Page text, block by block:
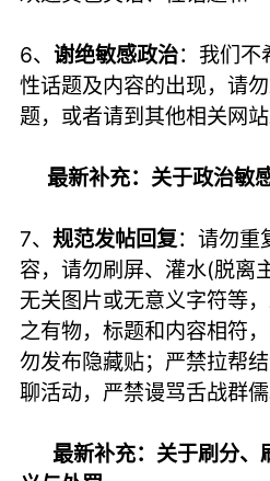
6、谢绝敏感政治：我们不
性话题及内容的出现，请
题，或者请到其他相关网站
最新补充：关于政治敏
7、规范发帖回复：请勿重
容，请勿刷屏、灌水(脱离
无关图片或无意义字符等
之有物，标题和内容相符
勿发布隐藏贴；严禁拉帮
聊活动，严禁谩骂舌战群儒
最新补充：关于刷分